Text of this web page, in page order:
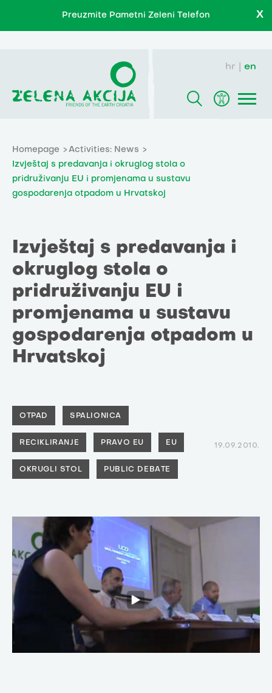
Preuzmite Pametni Zeleni Telefon X
hr en
Homepage
Activities: News
Izvještaj s predavanja i okruglog stola o
pridruživanju EU i promjenama u sustavu
gospodarenja otpadom u Hrvatskoj
Izvještaj s predavanja i
okruglog stola o
pridruživanju EU i
promjenama u sustavu
gospodarenja otpadom u
Hrvatskoj
OTPAD SPALIONICA
RECIKLIRANJE PRAVO EU EU
OKRUGLI STOL PUBLIC DEBATE
19.09.2010.